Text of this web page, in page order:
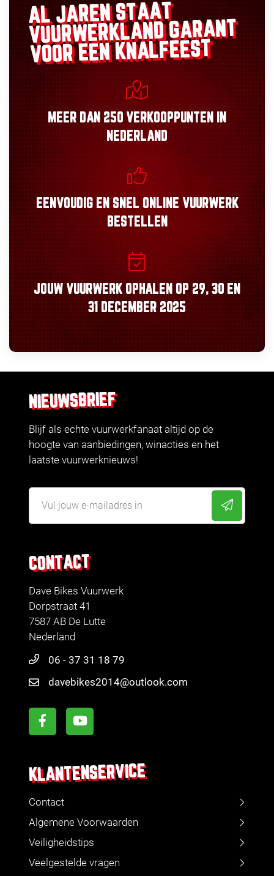
AL JAREN STAAT
VUURWERKLANDGARANT
VOOR EEN KNALFEEST
MEER DAN 250 VERKOOPPUNTEN
IN
NEDERLAND
EENVOUDIGEN SNEL ONLINE VUURWERK
BESTELLEN
JOUW VUURWERK OPHALEN OP 29, 30 EN
31 DECEMBER 2025
CONTACT
Dave Bikes Vuurwerk
Dorpstraat 41
7587 AB De Lutte
Nederland
06 - 37 31 18 79
davebikes2014@outlook.com
KLANTENSERVICE
Contact
Algemene Voorwaarden
Veiligheidstips
Veelgestelde vragen
NIEUWSBRIEF
Blijf als echte vuurwerkfanaat altijd op de
hoogte van aanbiedingen, winacties en het
laatste vuurwerknieuws!